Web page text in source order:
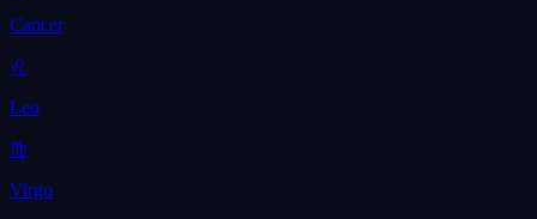
Cancer
♌
Leo
♍
Virgo